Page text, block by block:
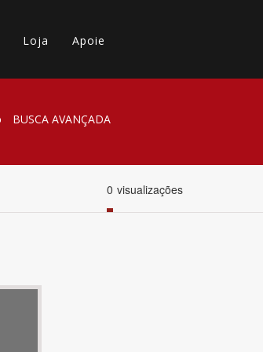
Loja Apoie
BUSCA AVANÇADA
0 visualizações